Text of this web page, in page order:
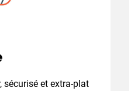
sécurisé et extra-plat